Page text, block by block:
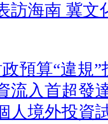
訪海南 冀文
預算“違規”
流入首超發
人境外投資